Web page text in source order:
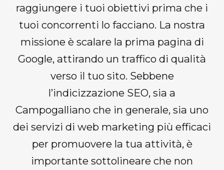
raggiungere i tuoi obiettivi prima che i
tuoi concorrenti lo facciano. La nostra
missione è scalare la prima pagina di
Google, attirando un traffico di qualità
verso il tuo sito. Sebbene
l’indicizzazione SEO, sia a
Campogalliano che in generale, sia uno
dei servizi di web marketing più efficaci
per promuovere la tua attività, è
importante sottolineare che non